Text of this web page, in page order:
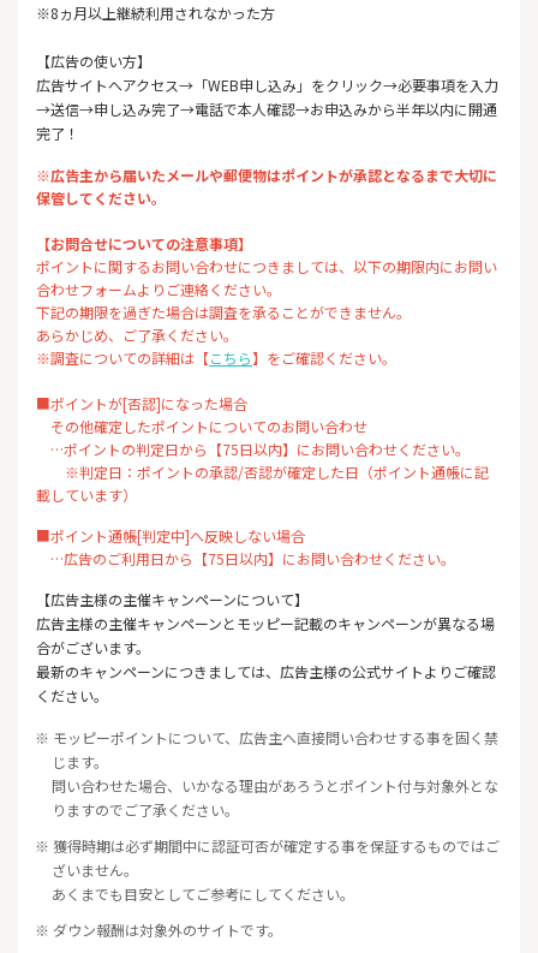
※8ヵ月以上継続利用されなかった方
【広告の使い方】
広告サイトへアクセス→「WEB申し込み」をクリック→必要事項を入力
→送信→申し込み完了→電話で本人確認→お申込みから半年以内に開通
完了！
※広告主から届いたメールや郵便物はポイントが承認となるまで大切に
保管してください。
【お問合せについての注意事項】
ポイントに関するお問い合わせにつきましては、以下の期限内にお問い
合わせフォームよりご連絡ください。
下記の期限を過ぎた場合は調査を承ることができません。
あらかじめ、ご了承ください。
※調査についての詳細は【こちら】をご確認ください。
■ポイントが[否認]になった場合
その他確定したポイントについてのお問い合わせ
…ポイントの判定日から【75日以内】にお問い合わせください。
※判定日：ポイントの承認/否認が確定した日（ポイント通帳に記
載しています）
■ポイント通帳[判定中]へ反映しない場合
…広告のご利用日から【75日以内】にお問い合わせください。
【広告主様の主催キャンペーンについて】
広告主様の主催キャンペーンとモッピー記載のキャンペーンが異なる場
合がございます。
最新のキャンペーンにつきましては、広告主様の公式サイトよりご確認
ください。
※ モッピーポイントについて、広告主へ直接問い合わせする事を固く禁
じます。
問い合わせた場合、いかなる理由があろうとポイント付与対象外とな
りますのでご了承ください。
※ 獲得時期は必ず期間中に認証可否が確定する事を保証するものではご
ざいません。
あくまでも目安としてご参考にしてください。
※ ダウン報酬は対象外のサイトです。